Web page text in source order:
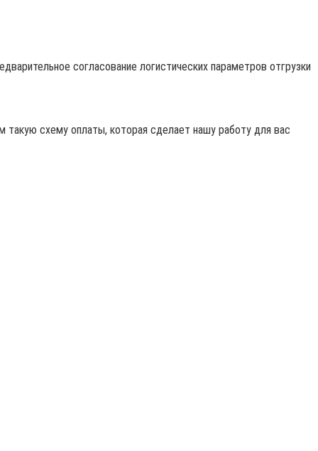
согласование логистических параметров отгрузки
схему оплаты, которая сделает нашу работу для вас